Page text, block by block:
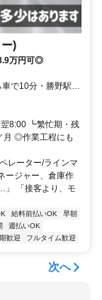
)
万円可◎
で10分・勝野駅か
8:00 ┗繁忙期・残
月 ◎作業工程にも
レーター/ラインマ
ージャー、倉庫作
」 「接客より、モ
給料前払いOK
早朝
週払いOK
歓迎 フルタイム歓迎
次へ